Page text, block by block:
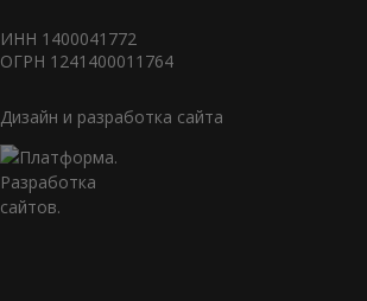
ИНН 1400041772
ОГРН 1241400011764
Дизайн и разработка сайта